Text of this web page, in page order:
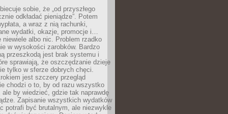
sobie, że „od przyszłego
odkładać pieniądze”. Potem
a wraz z nią rachunki,
wydatki, okazje, promocje i…
niewiele albo nic. Problem rzadko
w wysokości zarobków. Bardzo
przeszkodą jest brak systemu i
sprawiają, że oszczędzanie dzieje
tylko w sferze dobrych chęci.
jest szczery przegląd
chodzi o to, by od razu wszystko
ale by wiedzieć, gdzie tak naprawdę
Zapisanie wszystkich wydatków
potrafi być brutalnym, ale niezwykle